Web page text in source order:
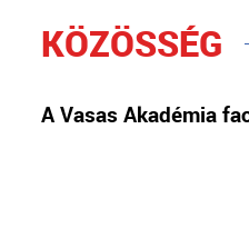
KÖZÖSSÉG
A Vasas Akadémia